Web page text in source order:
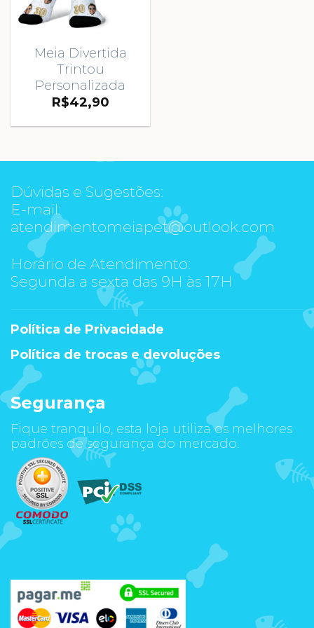
Meia Divertida
Trintou
Personalizada
R$42,90
Dúvidas e Sugestões:
E-mail:
atendimentomeiapet@outlook.com
Horário de Atendimento:
Segunda a sexta das 9H às 17H
Política de Privacidade
Política de trocas e devoluções
Segurança
Fique tranquilo, esta loja utiliza os melhores
padrões de segurança do mercado.